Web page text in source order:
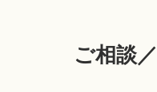
ご相談